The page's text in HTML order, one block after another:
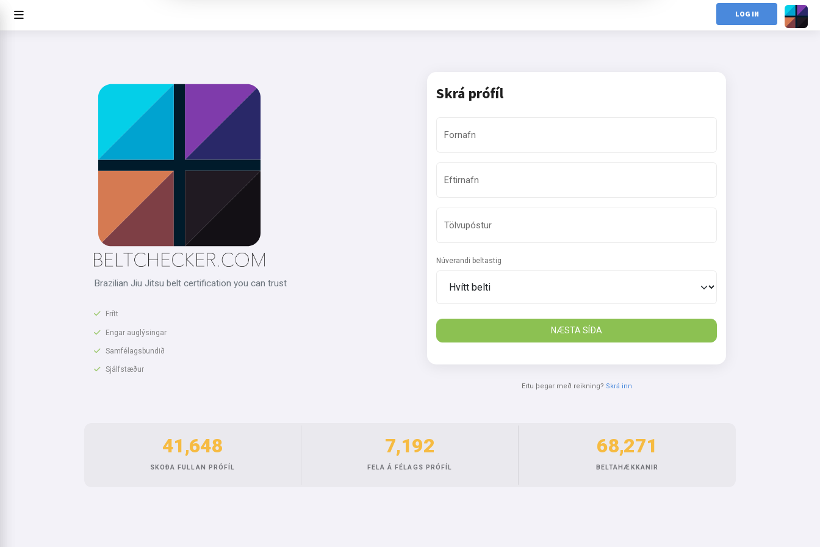
LOG IN
Brazilian Jiu Jitsu belt certification you can trust
Frítt
Engar auglýsingar
Samfélagsbundið
Sjálfstæður
Skrá prófíl
Fornafn
Eftirnafn
Tölvupóstur
Núverandi beltastig
NÆSTA SÍÐA
Ertu þegar með reikning? Skrá inn
41,648
SKOÐA FULLAN PRÓFÍL
7,192
FELA Á FÉLAGS PRÓFÍL
68,271
BELTAHÆKKANIR